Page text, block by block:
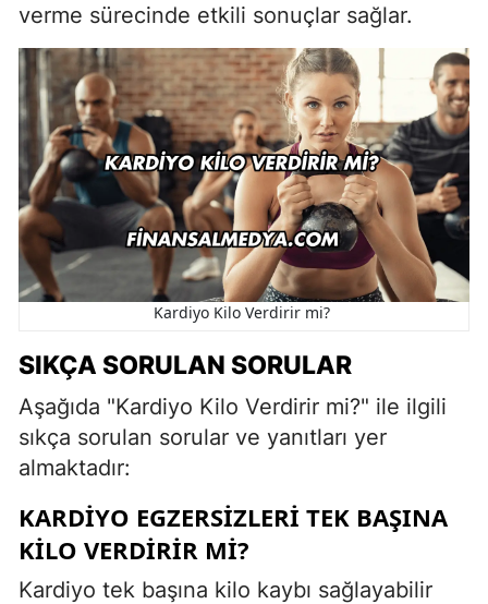
verme sürecinde etkili sonuçlar sağlar.
Kardiyo Kilo Verdirir mi?
SIKÇA SORULAN SORULAR
Aşağıda "Kardiyo Kilo Verdirir mi?" ile ilgili
sıkça sorulan sorular ve yanıtları yer
almaktadır:
KARDIYO EGZERSIZLERI TEK BAŞINA
KILO VERDIRIR MI?
Kardiyo tek başına kilo kaybı sağlayabilir